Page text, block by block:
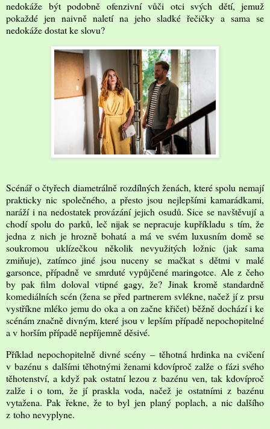
nedokáže být podobně ofenzivní vůči otci svých dětí, jemuž
pokaždé jen naivně naletí na jeho sladké řečičky a sama se
nedokáže dostat ke slovu?
Scénář o čtyřech diametrálně rozdílných ženách, které spolu nemají
prakticky nic společného, a přesto jsou nejlepšími kamarádkami,
naráží i na nedostatek provázání jejich osudů. Sice se navštěvují a
chodí spolu do parků, leč nijak se nepracuje kupříkladu s tím, že
jedna z nich je hrozně bohatá a má ve svém luxusním domě se
soukromou uklízečkou několik nevyužitých ložnic (jak sama
zmiňuje), zatímco jiné jsou nuceny se mačkat s dětmi v malé
garsonce, případně ve smrduté vypůjčené maringotce. Ale z čeho
by pak film doloval vtipné gagy, že? Jinak kromě standardně
komediálních scén (žena se před partnerem svlékne, načež jí z prsu
vystříkne mléko jemu do oka a on začne křičet) běžně dochází i ke
scénám značně divným, které jsou v lepším případě nepochopitelné
a v horším případě nepříjemně děsivé.
Příklad nepochopitelně divné scény – těhotná hrdinka na cvičení
v bazénu s dalšími těhotnými ženami kdovíproč zalže o fázi svého
těhotenství, a když pak ostatní lezou z bazénu ven, tak kdovíproč
zalže i o tom, že jí praskla voda, načež je ostatními z bazénu
vytažena. Pak řekne, že to byl jen planý poplach, a nic dalšího
z toho nevyplyne.